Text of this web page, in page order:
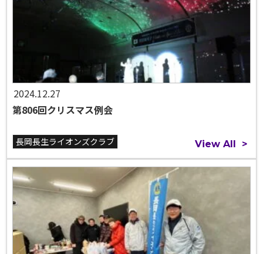
2024.12.27
第806回クリスマス例会
長岡長生ライオンズクラブ View All >